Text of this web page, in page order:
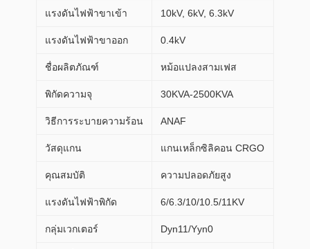
แรงดันไฟฟ้าขาเข้า 10kV, 6kV, 6.3kV
แรงดันไฟฟ้าขาออก 0.4kV
ชื่อผลิตภัณฑ์ หม้อแปลงสามเฟส
พิกัดความจุ 30KVA-2500KVA
วิธีการระบายความร้อน ANAF
วัสดุแกน แกนเหล็กซิลิคอน CRGO
คุณสมบัติ ความปลอดภัยสูง
แรงดันไฟฟ้าพิกัด 6/6.3/10/10.5/11KV
กลุ่มเวกเตอร์ Dyn11/Yyn0